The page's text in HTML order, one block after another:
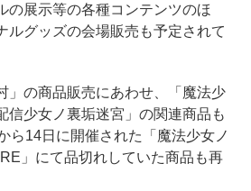
の展示等の各種コンテンツのほ
ルグッズの会場販売も予定されて
の商品販売にあわせ、「魔法少
信少女ノ裏垢迷宮」の関連商品も
ら14日に開催された「魔法少女ノ
」にて品切れしていた商品も再